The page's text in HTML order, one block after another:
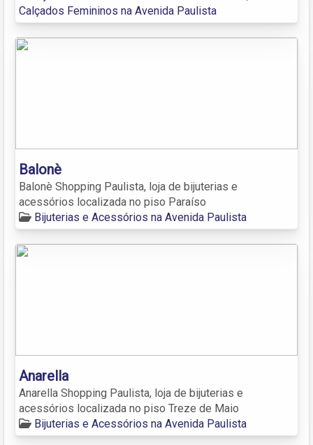
Calçados Femininos na Avenida Paulista
Balonè
Balonè Shopping Paulista, loja de bijuterias e
acessórios localizada no piso Paraíso
Bijuterias e Acessórios na Avenida Paulista
Anarella
Anarella Shopping Paulista, loja de bijuterias e
acessórios localizada no piso Treze de Maio
Bijuterias e Acessórios na Avenida Paulista